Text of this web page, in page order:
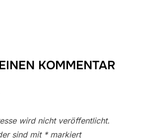
KOMMENTAR
wird nicht veröffentlicht.
sind mit *markiert